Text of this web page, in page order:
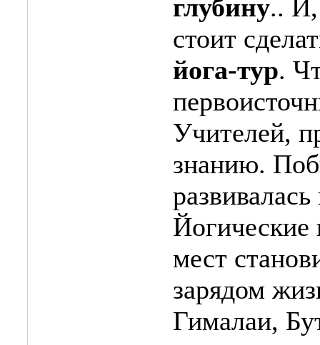
глубину.. И,
стоит
йога-тур.
Учителей,
знанию.
Йогические
мест
зарядом
Гималаи,